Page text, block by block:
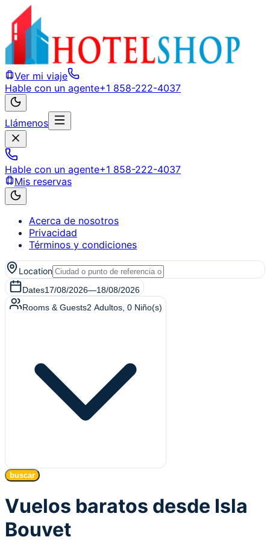
Ver mi viaje
Hable con un agente+1 858-222-4037
Llámenos
Hable con un agente+1 858-222-4037
Mis reservas
Acerca de nosotros
Privacidad
Términos y condiciones
Location
Dates17/08/2026—18/08/2026
Rooms & Guests2 Adultos 0 Niño(s)
buscar
Vuelos baratos desde Isla
Bouvet